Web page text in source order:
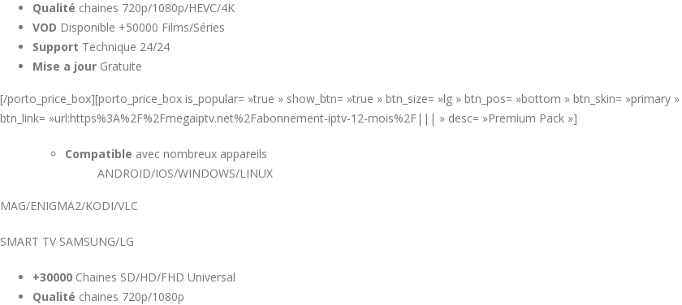
Qualité chaines 720p/1080p/HEVC/4K
VOD Disponible +50000 Films/Séries
Support Technique 24/24
Mise a jour Gratuite
[/porto_price_box][porto_price_box is_popular= »true » show_btn= »true » btn_size= »lg » btn_pos= »bottom » btn_skin= »primary
btn_link= »url:https%3A%2F%2Fmegaiptv.net%2Fabonnement-iptv-12-mois%2F||| » desc= »Premium Pack »]
Compatible avec nombreux appareils
ANDROID/IOS/WINDOWS/LINUX
MAG/ENIGMA2/KODI/VLC
SMART TV SAMSUNG/LG
+30000 Chaines SD/HD/FHD Universal
Qualité chaines 720p/1080p